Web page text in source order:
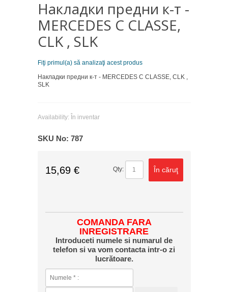
Накладки предни к-т -
MERCEDES C CLASSE,
CLK , SLK
Fiţi primul(a) să analizaţi acest produs
Накладки предни к-т - MERCEDES C CLASSE, CLK ,
SLK
Availability: În inventar
SKU No: 787
15,69 € Qty: În căruţ
COMANDA FARA
INREGISTRARE
Introduceti numele si numarul de
telefon si va vom contacta intr-o zi
lucrătoare.